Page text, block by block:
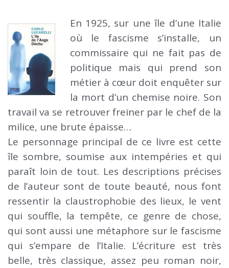
En 1925, sur une île d’une Italie
où le fascisme s’installe, un
commissaire qui ne fait pas de
politique mais qui prend son
métier à cœur doit enquêter sur
la mort d’un chemise noire. Son
travail va se retrouver freiner par le chef de la
milice, une brute épaisse…
Le personnage principal de ce livre est cette
île sombre, soumise aux intempéries et qui
paraît loin de tout. Les descriptions précises
de l’auteur sont de toute beauté, nous font
ressentir la claustrophobie des lieux, le vent
qui souffle, la tempête, ce genre de chose,
qui sont aussi une métaphore sur le fascisme
qui s’empare de l’Italie. L’écriture est très
belle, très classique, assez peu roman noir,